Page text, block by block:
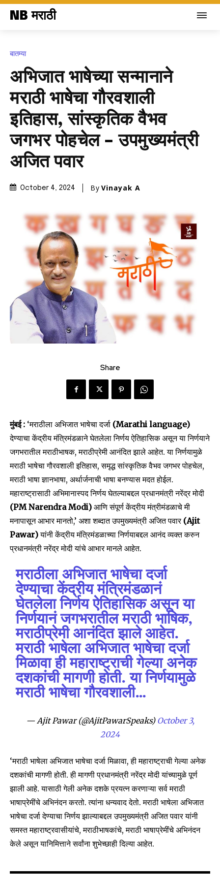
Join our community of
SUBSCRIBERS and be part of the
conversation.
To subscribe, simply enter your email address on our website
or click the subscribe button below. Don't worry, we respect
your privacy and won't spam your inbox. Your information is
I've read and accept the Privacy Policy
NB मराठी
बातम्या
अभिजात भाषेच्या सन्मानाने
मराठी भाषेचा गौरवशाली
इतिहास, सांस्कृतिक वैभव
जगभर पोहचेल – उपमुख्यमंत्री
अजित पवार
October 4, 2024 By Vinayak A
Share
मुंबई : ‘मराठीला अभिजात भाषेचा दर्जा (Marathi language)
देण्याचा केंद्रीय मंत्रिमंडळाने घेतलेला निर्णय ऐतिहासिक असून या निर्णयाने
जगभरातील मराठीभाषक, मराठीप्रेमी आनंदित झाले आहेत. या निर्णयामुळे
मराठी भाषेचा गौरवशाली इतिहास, समृद्ध सांस्कृतिक वैभव जगभर पोहचेल,
मराठी भाषा ज्ञानभाषा, अर्थार्जनाची भाषा बनण्यास मदत होईल.
महाराष्ट्रासाठी अभिमानास्पद निर्णय घेतल्याबद्दल प्रधानमंत्री नरेंद्र मोदी
(PM Narendra Modi) आणि संपूर्ण केंद्रीय मंत्रीमंडळाचे मी
मनापासून आभार मानतो,’ अशा शब्दात उपमुख्यमंत्री अजित पवार (Ajit
Pawar)यांनी केंद्रीय मंत्रिमंडळाच्या निर्णयाबद्दल आनंद व्यक्त करुन
प्रधानमंत्री नरेंद्र मोदी यांचे आभार मानले आहेत.
मराठीला अभिजात भाषेचा दर्जा
देण्याचा केंद्रीय मंत्रिमंडळानं
घेतलेला निर्णय ऐतिहासिक असून या
निर्णयानं जगभरातील मराठी भाषिक,
मराठीप्रेमी आनंदित झाले आहेत.
मराठी भाषेला अभिजात भाषेचा दर्जा
मिळावा ही महाराष्ट्राची गेल्या अनेक
दशकांची मागणी होती. या निर्णयामुळे
मराठी भाषेचा गौरवशाली…
— Ajit Pawar (@AjitPawarSpeaks) October 3,
2024
‘मराठी भाषेला अभिजात भाषेचा दर्जा मिळावा, ही महाराष्ट्राची गेल्या अनेक
दशकांची मागणी होती. ही मागणी प्रधानमंत्री नरेंद्र मोदी यांच्यामुळे पूर्ण
झाली आहे. यासाठी गेली अनेक दशके प्रयत्न करणाऱ्या सर्व मराठी
भाषाप्रेमींचे अभिनंदन करतो. त्यांना धन्यवाद देतो. मराठी भाषेला अभिजात
भाषेचा दर्जा देण्याचा निर्णय झाल्याबद्दल उपमुख्यमंत्री अजित पवार यांनी
समस्त महाराष्ट्रवासीयांचे, मराठीभाषकांचे, मराठी भाषाप्रेमींचे अभिनंदन
केले असून यानिमित्ताने सर्वांना शुभेच्छाही दिल्या आहेत.